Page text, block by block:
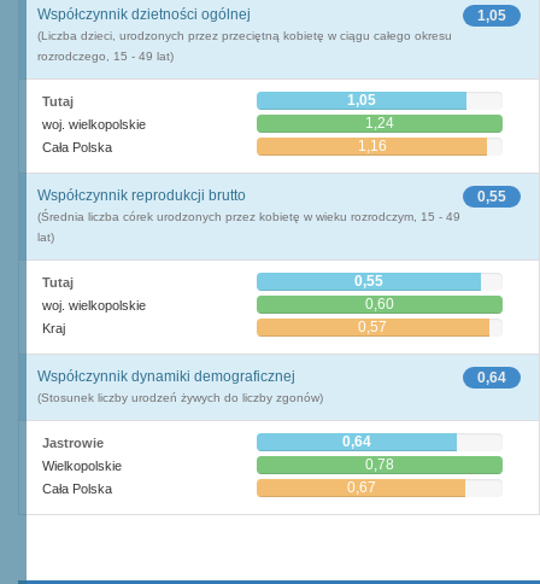
1,05
Współczynnik dzietności ogólnej
(Liczba dzieci, urodzonych przez przeciętną kobietę w ciągu całego okresu
rozrodczego, 15 - 49 lat)
Tutaj 1,05
woj. wielkopolskie 1,24
Cała Polska 1,16
0,55
Współczynnik reprodukcji brutto
(Średnia liczba córek urodzonych przez kobietę w wieku rozrodczym, 15 - 49
lat)
Tutaj 0,55
woj. wielkopolskie 0,60
Kraj 0,57
0,64
Współczynnik dynamiki demograficznej
(Stosunek liczby urodzeń żywych do liczby zgonów)
Jastrowie 0,64
Wielkopolskie 0,78
Cała Polska 0,67